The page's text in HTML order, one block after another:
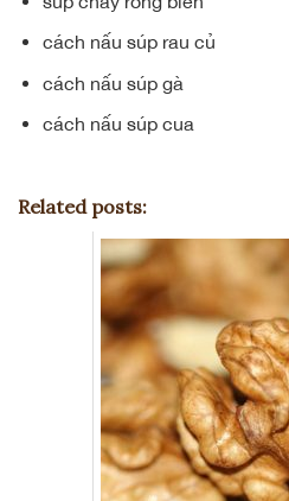
cách nấu súp rau củ
cách nấu súp gà
cách nấu súp cua
Related posts: